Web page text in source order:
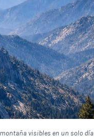
visibles en un solo día